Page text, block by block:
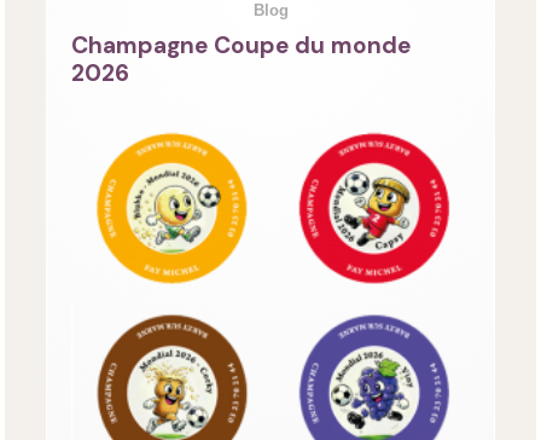
Blog
Champagne Coupe du monde
2026